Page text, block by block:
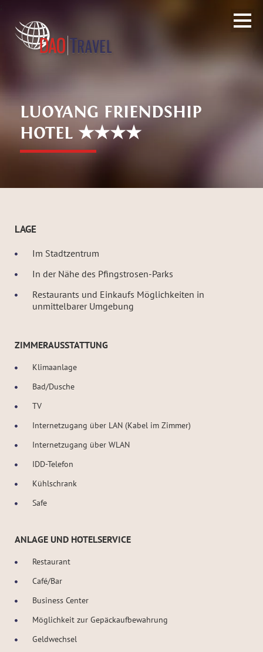
LUOYANG FRIENDSHIP
HOTEL ★★★★
LAGE
Im Stadtzentrum
In der Nähe des Pfingstrosen-Parks
Restaurants und Einkaufs Möglichkeiten in
unmittelbarer Umgebung
ZIMMERAUSSTATTUNG
Klimaanlage
Bad/Dusche
TV
Internetzugang über LAN (Kabel im Zimmer)
Internetzugang über WLAN
IDD-Telefon
Kühlschrank
Safe
ANLAGE UND HOTELSERVICE
Restaurant
Café/Bar
Business Center
Möglichkeit zur Gepäckaufbewahrung
Geldwechsel